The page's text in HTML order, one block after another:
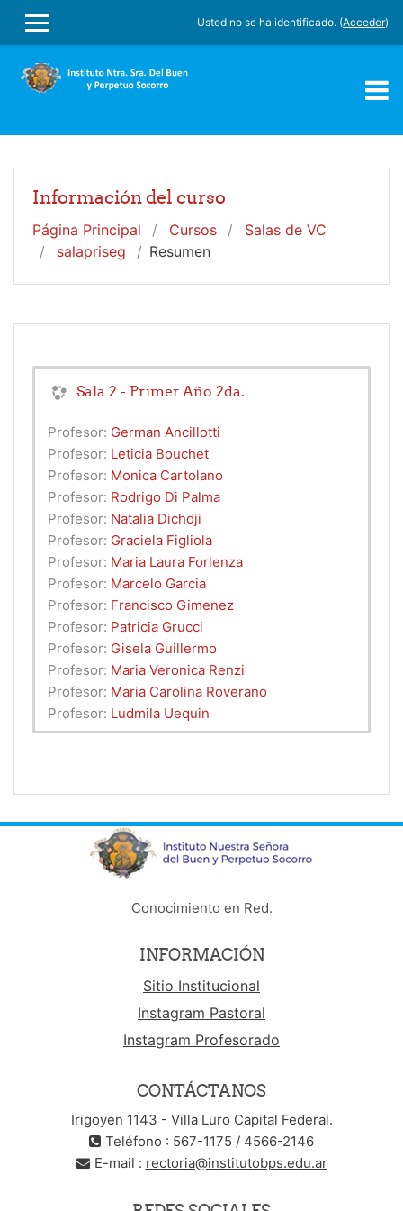
PANEL LATERAL
Usted no se ha identificado. (Acceder)
Información del curso
Página Principal Cursos
Salas de VC
salapriseg
Resumen
Sala 2 - Primer Año 2da.
Profesor: German Ancillotti
Profesor: Leticia Bouchet
Profesor: Monica Cartolano
Profesor: Rodrigo Di Palma
Profesor: Natalia Dichdji
Profesor: Graciela Figliola
Profesor: Maria Laura Forlenza
Profesor: Marcelo Garcia
Profesor: Francisco Gimenez
Profesor: Patricia Grucci
Profesor: Gisela Guillermo
Profesor: Maria Veronica Renzi
Profesor: Maria Carolina Roverano
Profesor: Ludmila Uequin
Conocimiento en Red.
INFORMACIÓN
Sitio Institucional
Instagram Pastoral
Instagram Profesorado
CONTÁCTANOS
Irigoyen 1143 - Villa Luro Capital Federal.
Teléfono : 567-1175 / 4566-2146
E-mail : rectoria@institutobps.edu.ar